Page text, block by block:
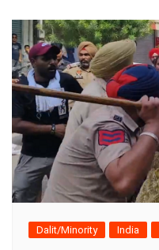
Dalit/Minority India